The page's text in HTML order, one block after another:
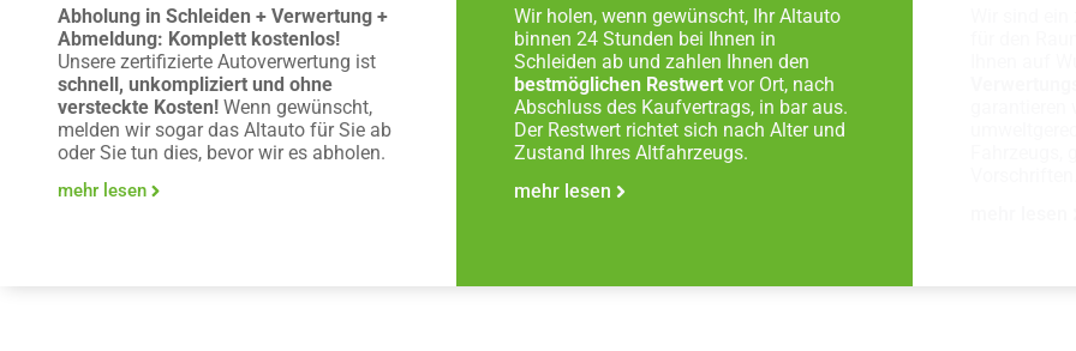
Abholung in Schleiden + Verwertung +
Abmeldung: Komplett kostenlos!
Unsere zertifizierte Autoverwertung ist
schnell, unkompliziert und ohne
versteckte Kosten! Wenn gewünscht,
melden wir sogar das Altauto für Sie ab
oder Sie tun dies, bevor wir es abholen.
mehr lesen
Wir holen, wenn gewünscht, Ihr Altauto
binnen 24 Stunden bei Ihnen in
Schleiden ab und zahlen Ihnen den
bestmöglichen Restwertvor Ort, nach
Abschluss des Kaufvertrags, in bar aus.
Der Restwert richtet sich nach Alter und
Zustand Ihres Altfahrzeugs.
mehr lesen